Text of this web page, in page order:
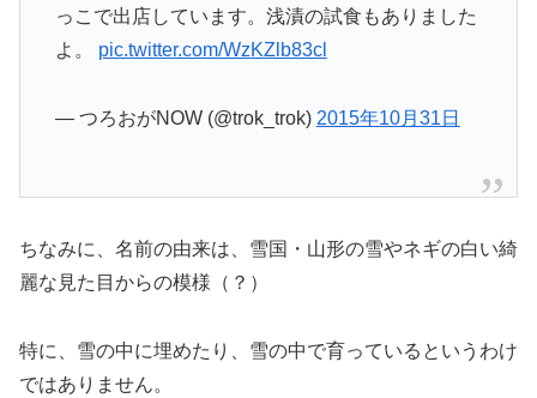
っこで出店しています。浅漬の試食もありました
よ。 pic.twitter.com/WzKZlb83cl
— つろおがNOW (@trok_trok) 2015年10月31日
ちなみに、名前の由来は、雪国・山形の雪やネギの白い綺
麗な見た目からの模様（？）
特に、雪の中に埋めたり、雪の中で育っているというわけ
ではありません。